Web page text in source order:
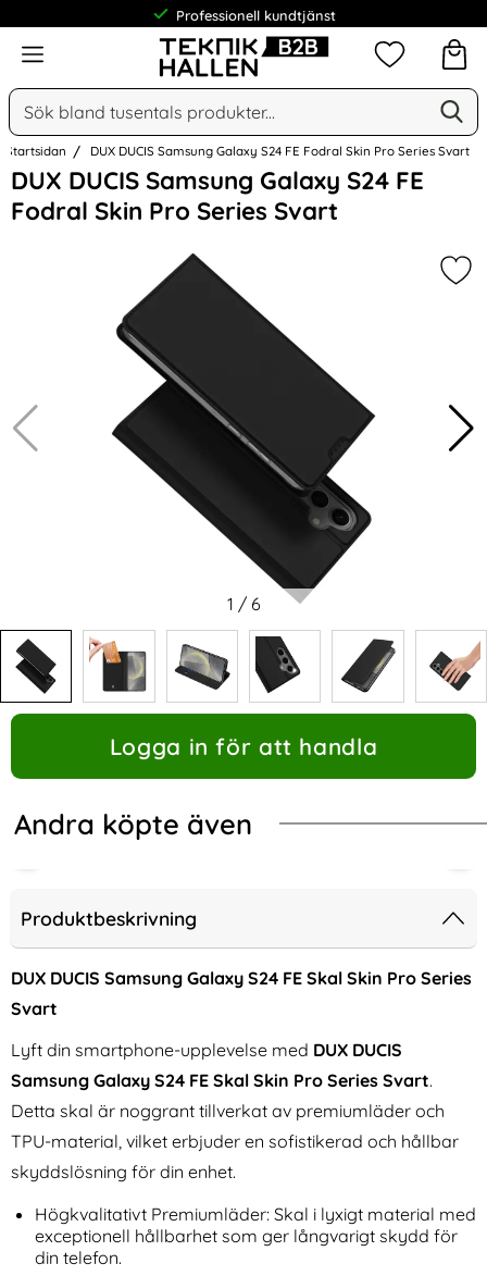
Professionell kundtjänst
Meny
Sök
Sök på Narse Group AB
Mina
Startsidan DUX DUCIS Samsung Galaxy S24 FE Fodral Skin Pro Series Svart
DUX DUCIS Samsung Galaxy S24 FE
Fodral Skin Pro Series Svart
Hoppa
över
Bilder
1 / 6
Logga in för att handla
Andra köpte även
Frosted Shield Pro Grön
NILLKIN Samsung Galaxy S24
FE Skal MagSafe Frosted
rea pris
161 krtidigare pris
161 kr
Tillgänglighet:
I lager
Köp
Galaxy S24 FE Skal MagSafe Frosted Shield Pro
Samsung Galaxy S24 FE Skal
rea pris
249 kr tidigare pris
249 kr
Tillgänglighet:
I lager
Köp
Samsung Galaxy S24
Produktbeskrivning
DUX DUCIS Samsung Galaxy S24 FE Skal Skin Pro Series
Svart
Lyft din smartphone-upplevelse med DUX DUCIS
Samsung Galaxy S24 FE Skal Skin Pro Series Svart.
Detta skal är noggrant tillverkat av premiumläder och
TPU-material, vilket erbjuder en sofistikerad och hållbar
skyddslösning för din enhet.
Högkvalitativt Premiumläder: Skal i lyxigt material med
exceptionell hållbarhet som ger långvarigt skydd för
din telefon.